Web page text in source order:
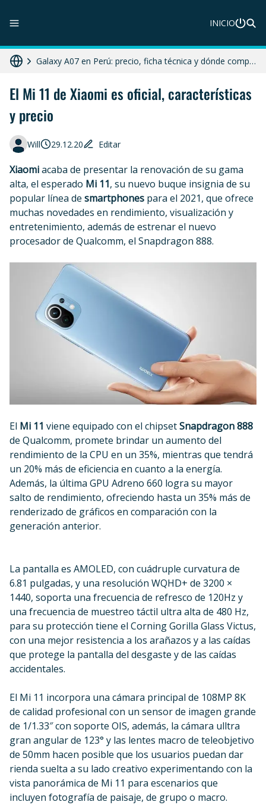
INICIO
Galaxy A07 en Perú: precio, ficha técnica y dónde comprar
El Mi 11 de Xiaomi es oficial, características
y precio
Will 29.12.20 Editar
Xiaomiacaba de presentar la renovación de su gama
alta, el esperado Mi 11, su nuevo buque insignia de su
popular línea de smartphones para el 2021, que ofrece
muchas novedades en rendimiento, visualización y
entretenimiento, además de estrenar el nuevo
procesador de Qualcomm, el Snapdragon 888.
El Mi 11 viene equipado con el chipsetSnapdragon 888
de Qualcomm, promete brindar un aumento del
rendimiento de la CPU en un 35%, mientras que tendrá
un 20% más de eficiencia en cuanto a la energía.
Además, la última GPU Adreno 660 logra su mayor
salto de rendimiento, ofreciendo hasta un 35% más de
renderizado de gráficos en comparación con la
generación anterior.
La pantalla es AMOLED, con cuádruple curvatura de
6.81 pulgadas, y una resolución WQHD+ de 3200 ×
1440, soporta una frecuencia de refresco de 120Hz y
una frecuencia de muestreo táctil ultra alta de 480 Hz,
para su protección tiene el Corning Gorilla Glass Victus,
con una mejor resistencia a los arañazos y a las caídas
que protege la pantalla del desgaste y de las caídas
accidentales.
El Mi 11 incorpora una cámara principal de 108MP 8K
de calidad profesional con un sensor de imagen grande
de 1/1.33″ con soporte OIS, además, la cámara ulltra
gran angular de 123° y las lentes macro de teleobjetivo
de 50mm hacen posible que los usuarios puedan dar
rienda suelta a su lado creativo experimentando con la
vista panorámica de Mi 11 para escenarios que
incluyen fotografía de paisaje, de grupo o macro.